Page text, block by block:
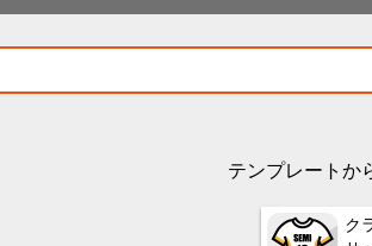
テンプレートか
ク